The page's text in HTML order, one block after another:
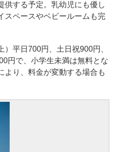
供する予定。乳幼児にも優し
スペースやベビールームも完
平日700円、土日祝900円、
円で、小学生未満は無料とな
より、料金が変動する場合も